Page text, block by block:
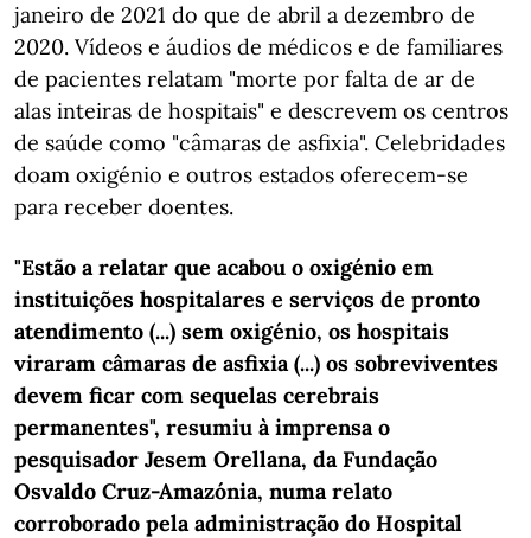
janeiro de 2021 do que de abril a dezembro de
2020. Vídeos e áudios de médicos e de familiares
de pacientes relatam "morte por falta de ar de
alas inteiras de hospitais" e descrevem os centros
de saúde como "câmaras de asfixia". Celebridades
doam oxigénio e outros estados oferecem-se
para receber doentes.
"Estão a relatar que acabou o oxigénio em
instituições hospitalares e serviços de pronto
atendimento (...) sem oxigénio, os hospitais
viraram câmaras de asfixia (...) os sobreviventes
devem ficar com sequelas cerebrais
permanentes", resumiu à imprensa o
pesquisador Jesem Orellana, da Fundação
Osvaldo Cruz-Amazónia, numa relato
corroborado pela administração do Hospital